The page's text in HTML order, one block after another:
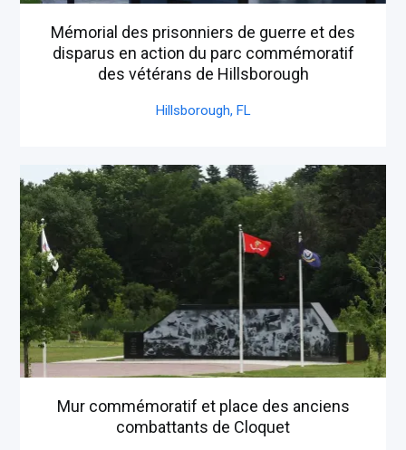
Mémorial des prisonniers de guerre et des
disparus en action du parc commémoratif
des vétérans de Hillsborough
Hillsborough, FL
Mur commémoratif et place des anciens
combattants de Cloquet